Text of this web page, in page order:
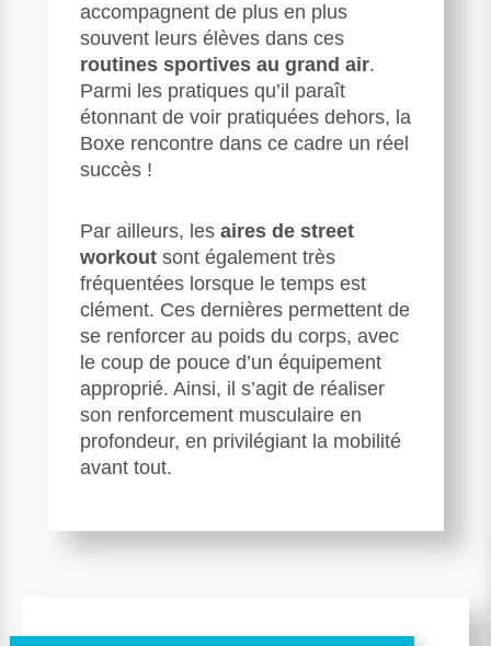
accompagnent de plus en plus
souvent leurs élèves dans ces
routines sportives au grand air.
Parmi les pratiques qu’il paraît
étonnant de voir pratiquées dehors, la
Boxe rencontre dans ce cadre un réel
succès !
Par ailleurs, les aires de street
workoutsont également très
fréquentées lorsque le temps est
clément. Ces dernières permettent de
se renforcer au poids du corps, avec
le coup de pouce d’un équipement
approprié. Ainsi, il s’agit de réaliser
son renforcement musculaire en
profondeur, en privilégiant la mobilité
avant tout.